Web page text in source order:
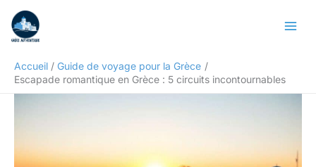
contenu
Accueil
Guide de voyage pour la Grèce
Escapade romantique en Grèce : 5 circuits incontournables
Rechercher